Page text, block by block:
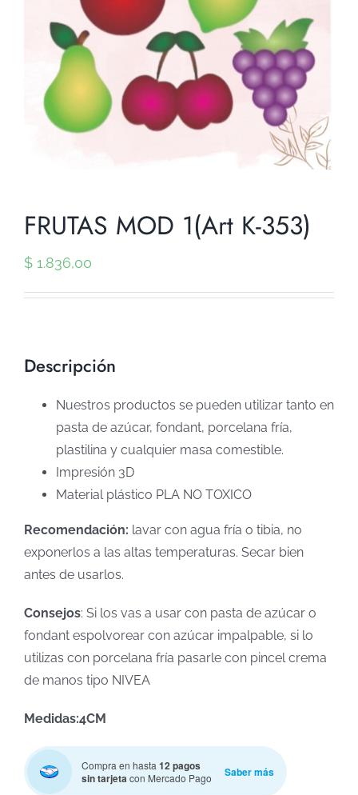
FRUTAS MOD 1(Art K-353)
$ 1.836,00
Descripción
Nuestros productos se pueden utilizar tanto en
pasta de azúcar, fondant, porcelana fría,
plastilina y cualquier masa comestible.
Impresión 3D
Material plástico PLA NO TOXICO
Recomendación: lavar con agua fría o tibia, no
exponerlos a las altas temperaturas. Secar bien
antes de usarlos.
Consejos: Si los vas a usar con pasta de azúcar o
fondant espolvorear con azúcar impalpable, si lo
utilizas con porcelana fría pasarle con pincel crema
de manos tipo NIVEA
Medidas:4CM
Compra en hasta 12 pagos
sin tarjetacon Mercado Pago Saber más